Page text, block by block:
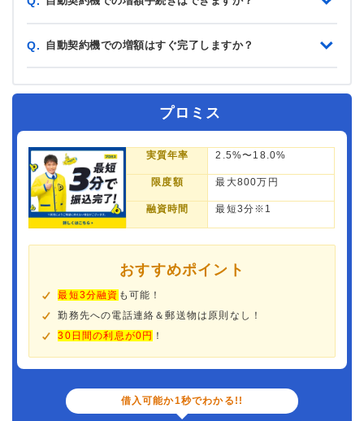
Q. 自動契約機での増額はすぐ完了しますか？
プロミス
実質年率 2.5%〜18.0%
限度額 最大800万円
融資時間 最短3分※1
おすすめポイント
最短3分融資 も可能！
勤務先への電話連絡＆郵送物は原則なし！
30日間の利息が0円 ！
借入可能か1秒でわかる!!